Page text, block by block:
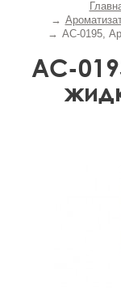
AC-0195,
AC-